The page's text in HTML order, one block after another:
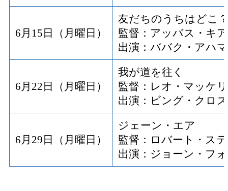
6月15日（月曜日）
友だちのうちはどこ
監督：アッバス・キ
出演：ババク・アハ
6月22日（月曜日）
我が道を往く
監督：レオ・マッケ
出演：ビング・クロ
6月29日（月曜日）
ジェーン・エア
監督：ロバート・ス
出演：ジョーン・フ